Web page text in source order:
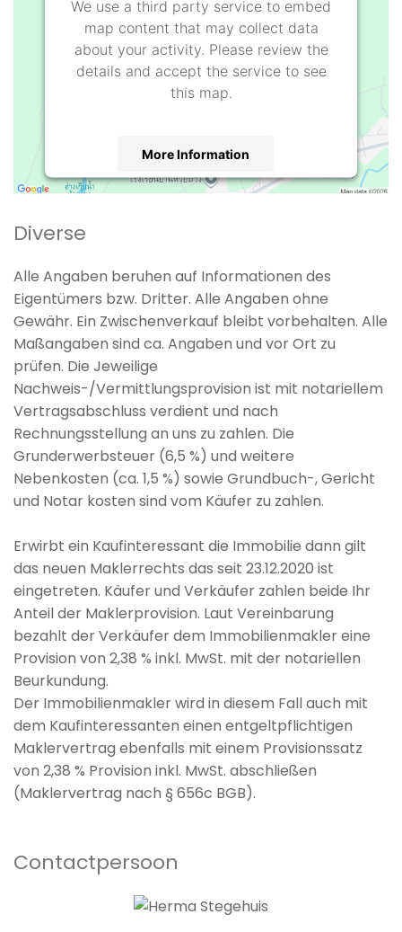
We use a third party service to embed
map content that may collect data
about your activity. Please review the
details and accept the service to see
this map.
More Information
Diverse
Alle Angaben beruhen auf Informationen des
Eigentümers bzw. Dritter. Alle Angaben ohne
Gewähr. Ein Zwischenverkauf bleibt vorbehalten. Alle
Maßangaben sind ca. Angaben und vor Ort zu
prüfen. Die Jeweilige
Nachweis-/Vermittlungsprovision ist mit notariellem
Vertragsabschluss verdient und nach
Rechnungsstellung an uns zu zahlen. Die
Grunderwerbsteuer (6,5 %) und weitere
Nebenkosten (ca. 1,5 %) sowie Grundbuch-, Gericht
und Notar kosten sind vom Käufer zu zahlen.
Erwirbt ein Kaufinteressant die Immobilie dann gilt
das neuen Maklerrechts das seit 23.12.2020 ist
eingetreten. Käufer und Verkäufer zahlen beide Ihr
Anteil der Maklerprovision. Laut Vereinbarung
bezahlt der Verkäufer dem Immobilienmakler eine
Provision von 2,38 % inkl. MwSt. mit der notariellen
Beurkundung.
Der Immobilienmakler wird in diesem Fall auch mit
dem Kaufinteressanten einen entgeltpflichtigen
Maklervertrag ebenfalls mit einem Provisionssatz
von 2,38 % Provision inkl. MwSt. abschließen
(Maklervertrag nach § 656c BGB).
Contactpersoon